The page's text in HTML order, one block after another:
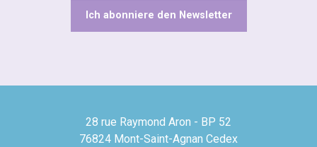
Ich abonniere den Newsletter
28 rue Raymond Aron - BP 52
76824 Mont-Saint-Agnan Cedex